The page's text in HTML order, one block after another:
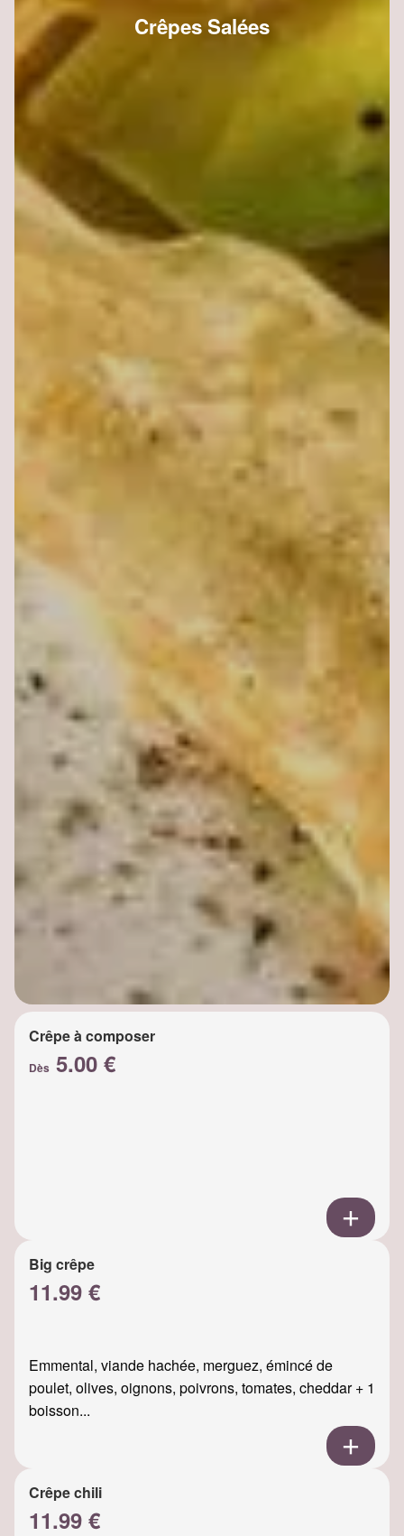
Crêpes Salées
Crêpe à composer
Dès 5.00 €
Big crêpe
11.99 €
Emmental, viande hachée, merguez, émincé de
poulet, olives, oignons, poivrons, tomates, cheddar + 1
boisson...
Crêpe chili
11.99 €